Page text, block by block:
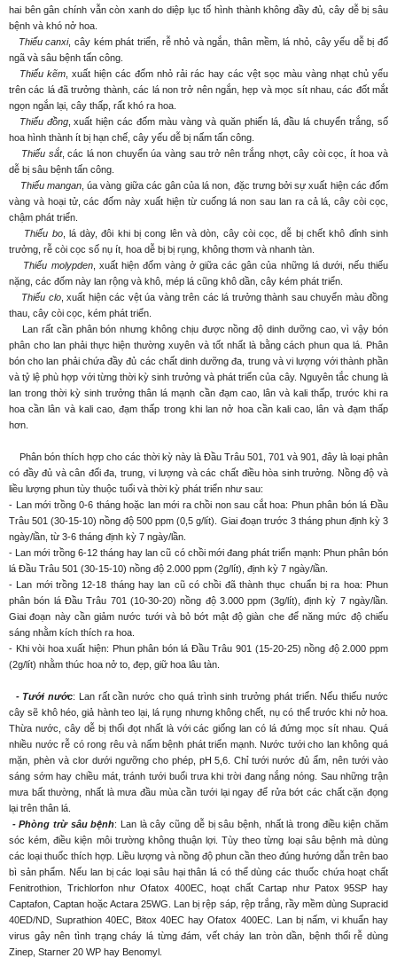
hai bên gân chính vẫn còn xanh do diệp lục tố hình thành không đầy đủ, cây dễ bị sâu
bệnh và khó nở hoa.
Thiếu canxi, cây kém phát triển, rễ nhỏ và ngắn, thân mềm, lá nhỏ, cây yếu dễ bị đổ
ngã và sâu bệnh tấn công.
Thiếu kẽm , xuất hiện các đốm nhỏ rải rác hay các vệt sọc màu vàng nhạt chủ yếu
trên các lá đã trưởng thành, các lá non trở nên ngắn, hẹp và mọc sít nhau, các đốt mắt
ngọn ngắn lại, cây thấp, rất khó ra hoa.
Thiếu đồng, xuất hiện các đốm màu vàng và quăn phiến lá, đầu lá chuyển trắng, số
hoa hình thành ít bị hạn chế, cây yếu dễ bị nấm tấn công.
Thiếu sắt, các lá non chuyển úa vàng sau trở nên trắng nhợt, cây còi cọc, ít hoa và
dễ bị sâu bệnh tấn công.
Thiếu mangan, úa vàng giữa các gân của lá non, đặc trưng bởi sự xuất hiện các đốm
vàng và hoại tử, các đốm này xuất hiện từ cuống lá non sau lan ra cả lá, cây còi cọc,
chậm phát triển.
Thiếu bo, lá dày, đôi khi bị cong lên và dòn, cây còi cọc, dễ bị chết khô đỉnh sinh
trưởng, rễ còi cọc số nụ ít, hoa dễ bị bị rụng, không thơm và nhanh tàn.
Thiếu molypden, xuất hiện đốm vàng ở giữa các gân của những lá dưới, nếu thiếu
nặng, các đốm này lan rộng và khô, mép lá cũng khô dần, cây kém phát triển.
Thiếu clo, xuất hiện các vệt úa vàng trên các lá trưởng thành sau chuyển màu đồng
thau, cây còi cọc, kém phát triển.
Lan rất cần phân bón nhưng không chịu được nồng độ dinh dưỡng cao, vì vậy bón
phân cho lan phải thực hiện thường xuyên và tốt nhất là bằng cách phun qua lá. Phân
bón cho lan phải chứa đầy đủ các chất dinh dưỡng đa, trung và vi lượng với thành phần
và tỷ lệ phù hợp với từng thời kỳ sinh trưởng và phát triển của cây. Nguyên tắc chung là
lan trong thời kỳ sinh trưởng thân lá mạnh cần đạm cao, lân và kali thấp, trước khi ra
hoa cần lân và kali cao, đạm thấp trong khi lan nở hoa cần kali cao, lân và đạm thấp
hơn.
Phân bón thích hợp cho các thời kỳ này là Đầu Trâu 501, 701 và 901, đây là loại phân
có đầy đủ và cân đối đa, trung, vi lượng và các chất điều hòa sinh trưởng. Nồng độ và
liều lượng phun tùy thuộc tuổi và thời kỳ phát triển như sau:
- Lan mới trồng 0-6 tháng hoặc lan mới ra chồi non sau cắt hoa: Phun phân bón lá Đầu
Trâu 501 (30-15-10) nồng độ 500 ppm (0,5 g/lít). Giai đoạn trước 3 tháng phun định kỳ 3
ngày/lần, từ 3-6 tháng định kỳ 7 ngày/lần.
- Lan mới trồng 6-12 tháng hay lan cũ có chồi mới đang phát triển mạnh: Phun phân bón
lá Đầu Trâu 501 (30-15-10) nồng độ 2.000 ppm (2g/lít), định kỳ 7 ngày/lần.
- Lan mới trồng 12-18 tháng hay lan cũ có chồi đã thành thục chuẩn bị ra hoa: Phun
phân bón lá Đầu Trâu 701 (10-30-20) nồng độ 3.000 ppm (3g/lít), định kỳ 7 ngày/lần.
Giai đoạn này cần giảm nước tưới và bỏ bớt mật độ giàn che để năng mức độ chiếu
sáng nhằm kích thích ra hoa.
- Khi vòi hoa xuất hiện: Phun phân bón lá Đầu Trâu 901 (15-20-25) nồng độ 2.000 ppm
(2g/lít) nhằm thúc hoa nở to, đẹp, giữ hoa lâu tàn.
- Tưới nước: Lan rất cần nước cho quá trình sinh trưởng phát triển. Nếu thiếu nước
cây sẽ khô héo, giả hành teo lại, lá rụng nhưng không chết, nụ có thể trước khi nở hoa.
Thừa nước, cây dễ bị thối đọt nhất là với các giống lan có lá đứng mọc sít nhau. Quá
nhiều nước rễ có rong rêu và nấm bệnh phát triển mạnh. Nước tưới cho lan không quá
mặn, phèn và clor dưới ngưỡng cho phép, pH 5,6. Chỉ tưới nước đủ ẩm, nên tưới vào
sáng sớm hay chiều mát, tránh tưới buổi trưa khi trời đang nắng nóng. Sau những trận
mưa bất thường, nhất là mưa đầu mùa cần tưới lại ngay để rửa bớt các chất cặn đọng
lại trên thân lá.
- Phòng trừ sâu bệnh: Lan là cây cũng dễ bị sâu bệnh, nhất là trong điều kiện chăm
sóc kém, điều kiện môi trường không thuận lợi. Tùy theo từng loại sâu bệnh mà dùng
các loại thuốc thích hợp. Liều lượng và nồng độ phun cần theo đúng hướng dẫn trên bao
bì sản phẩm. Nếu lan bị các loại sâu hại thân lá có thể dùng các thuốc chứa hoạt chất
Fenitrothion, Trichlorfon như Ofatox 400EC, hoạt chất Cartap như Patox 95SP hay
Captafon, Captan hoặc Actara 25WG. Lan bị rệp sáp, rệp trắng, rầy mềm dùng Supracid
40ED/ND, Suprathion 40EC, Bitox 40EC hay Ofatox 400EC. Lan bị nấm, vi khuẩn hay
virus gây nên tình trạng cháy lá từng đám, vết cháy lan tròn dần, bệnh thối rễ dùng
Zinep, Starner 20 WP hay Benomyl.